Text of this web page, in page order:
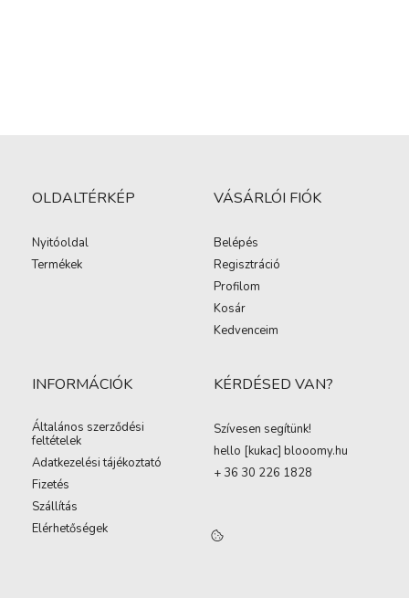
OLDALTÉRKÉP
Nyitóoldal
Termékek
VÁSÁRLÓI FIÓK
Belépés
Regisztráció
Profilom
Kosár
Kedvenceim
INFORMÁCIÓK
Általános szerződési
feltételek
Adatkezelési tájékoztató
Fizetés
Szállítás
Elérhetőségek
KÉRDÉSED VAN?
Szívesen segítünk!
hello [kukac] blooomy.hu
+ 36 30 226 1828